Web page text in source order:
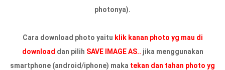
photonya).
Cara download photo yaitu klik kanan photo yg mau di
download dan pilih SAVE IMAGE AS.. jika menggunakan
smartphone (android/iphone) maka tekan dan tahan photo yg